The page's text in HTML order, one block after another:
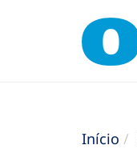
Início